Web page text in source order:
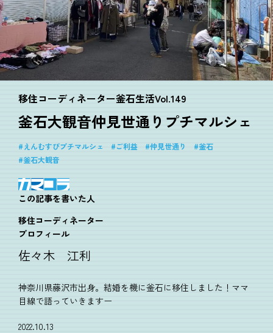
移住コーディネーター釜石生活Vol.149
釜石大観音仲見世通りプチマルシェ
えんむすびプチマルシェ ご利益 仲見世通り
釜石
釜石大観音
この記事を書いた人
移住コーディネーター
プロフィール
佐々木 江利
神奈川県藤沢市出身。結婚を機に釜石に移住しました！ママ
目線で語っていきますー
2022.10.13